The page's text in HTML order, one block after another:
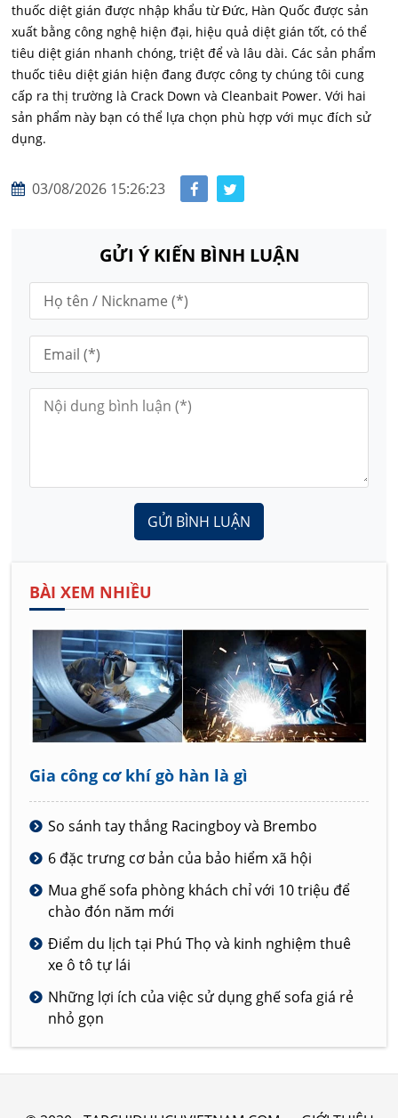
thuốc diệt gián được nhập khẩu từ Đức, Hàn Quốc được sản
xuất bằng công nghệ hiện đại, hiệu quả diệt gián tốt, có thể
tiêu diệt gián nhanh chóng, triệt để và lâu dài. Các sản phẩm
thuốc tiêu diệt gián hiện đang được công ty chúng tôi cung
cấp ra thị trường là Crack Down và Cleanbait Power. Với hai
sản phẩm này bạn có thể lựa chọn phù hợp với mục đích sử
dụng.
03/08/2026 15:26:23
GỬI Ý KIẾN BÌNH LUẬN
GỬI BÌNH LUẬN
BÀI XEM NHIỀU
Gia công cơ khí gò hàn là gì
So sánh tay thắng Racingboy và Brembo
6 đặc trưng cơ bản của bảo hiểm xã hội
Mua ghế sofa phòng khách chỉ với 10 triệu để
chào đón năm mới
Điểm du lịch tại Phú Thọ và kinh nghiệm thuê
xe ô tô tự lái
Những lợi ích của việc sử dụng ghế sofa giá rẻ
nhỏ gọn